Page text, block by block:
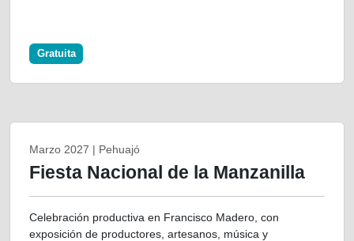
Gratuita
Marzo 2027 | Pehuajó
Fiesta Nacional de la Manzanilla
Celebración productiva en Francisco Madero, con
exposición de productores, artesanos, música y